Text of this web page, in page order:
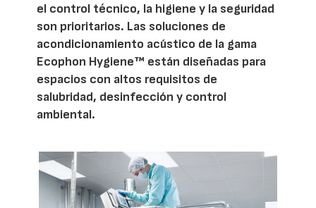
el control técnico, la higiene y la seguridad
son prioritarios. Las soluciones de
acondicionamiento acústico de la gama
Ecophon Hygiene™ están diseñadas para
espacios con altos requisitos de
salubridad, desinfección y control
ambiental.